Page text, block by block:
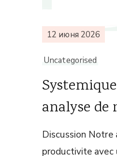
12 июня 2026
Uncategorised
analyse de
Discussion Notre
productivite avec